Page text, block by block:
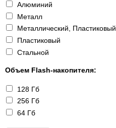
Алюминий
Металл
Металлический, Пластиковый
Пластиковый
Стальной
Объем Flash-накопителя:
128 Гб
256 Гб
64 Гб